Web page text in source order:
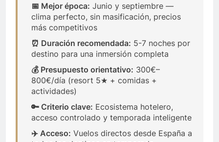
📅 Mejor época: Junio y septiembre —
clima perfecto, sin masificación, precios
más competitivos
⏰ Duración recomendada: 5-7 noches por
destino para una inmersión completa
💰 Presupuesto orientativo: 300€–
800€/día (resort 5★ + comidas +
actividades)
🔑 Criterio clave: Ecosistema hotelero,
acceso controlado y temporada inteligente
✈️ Acceso: Vuelos directos desde España a